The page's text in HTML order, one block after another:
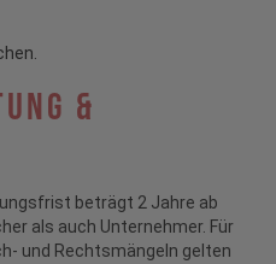
&
beträgt 2 Jahre ab
als auch Unternehmer. Für
und Rechtsmängeln gelten